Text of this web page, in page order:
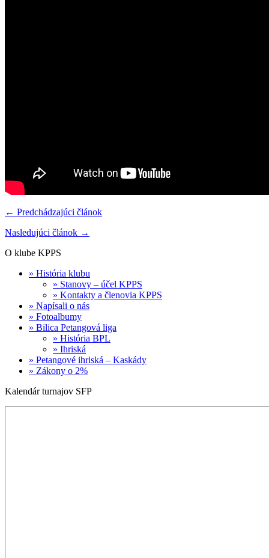
← Predchádzajúci článok
Nasledujúci článok →
O klube KPPS
» História klubu
» Stanovy – účel KPPS
» Kontakty a členovia KPPS
» Napísali o nás
» Fotoalbumy
» Bilica Petangová liga
» História BPL
» Ihriská
» Petangové ihriská – Kaskády
» Zákony o 2%
Kalendár turnajov SFP